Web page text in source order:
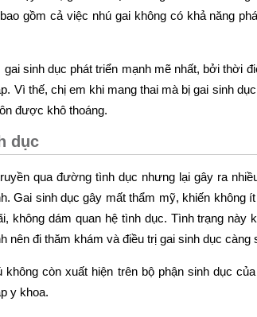
gồm cả việc nhú gai không có khả năng
sinh dục phát triển mạnh mẽ nhất, bởi thời
Vì thế, chị em khi mang thai mà bị gai sinh
được khô thoáng.
dục
qua đường tình dục nhưng lại gây ra
Gai sinh dục gây mất thẩm mỹ, khiến không
không dám quan hệ tình dục. Tình trạng này
nên đi thăm khám và điều trị gai sinh dục càng
còn xuất hiện trên bộ phận sinh dục
y khoa.